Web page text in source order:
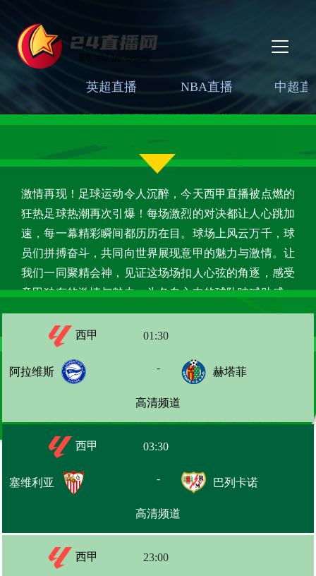
英超直播 NBA直播 中超直
激情再现！足球运动令人沉醉，今天西甲直播被点燃的
狂热足球热潮再次引爆！每场激烈的对决都让人心跳加
速，每一幕精彩瞬间都历历在目。球场上风云万千，球
员们拼搏奋斗，共同向世界展现意甲的魅力与激情。让
我们一同聚精会神，见证这场场扣人心弦的角逐，感受
意甲独有的激情与魅力，为各自心中的球队呐喊助威，
共同挥洒热血！尊敬的足球迷们，你们准备好了吗？让
我们一同投入这场意甲的狂欢派对，一同享受足球的魅
马,拉科鲁尼亚,西班牙人,桑坦德竞技,皇家社会,马竞,埃
马拉加,奥萨苏纳,巴列卡诺、巴萨,毕尔巴鄂,贝蒂斯,赫塔
竞,埃尔切,塞尔塔,塞维利亚,莱万特,比利亚雷亚尔,阿拉
维斯,马拉加,奥萨苏纳,巴列卡诺、和巴萨,毕尔巴鄂,贝蒂
斯,赫塔菲,皇马,拉科鲁尼亚,西班牙人,桑坦德竞技,皇家
社会,马竞,埃尔切,塞尔塔,塞维利亚,莱万特,比利亚雷亚
聚焦全场的目光，他们将展示出最激动人心的比赛，让
我们期待着他们给我们带来的最佳表现。
西甲 01:30
阿拉维斯 - 赫塔菲
高清频道
西甲 03:30
塞维利亚 - 巴列卡诺
高清频道
西甲 23:00